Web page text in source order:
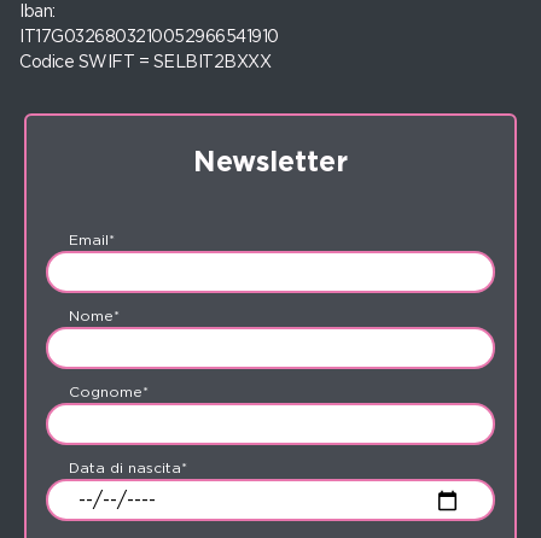
Iban:
IT17G0326803210052966541910
Codice SWIFT = SELBIT2BXXX
Newsletter
Email*
Nome*
Cognome*
Data di nascita*